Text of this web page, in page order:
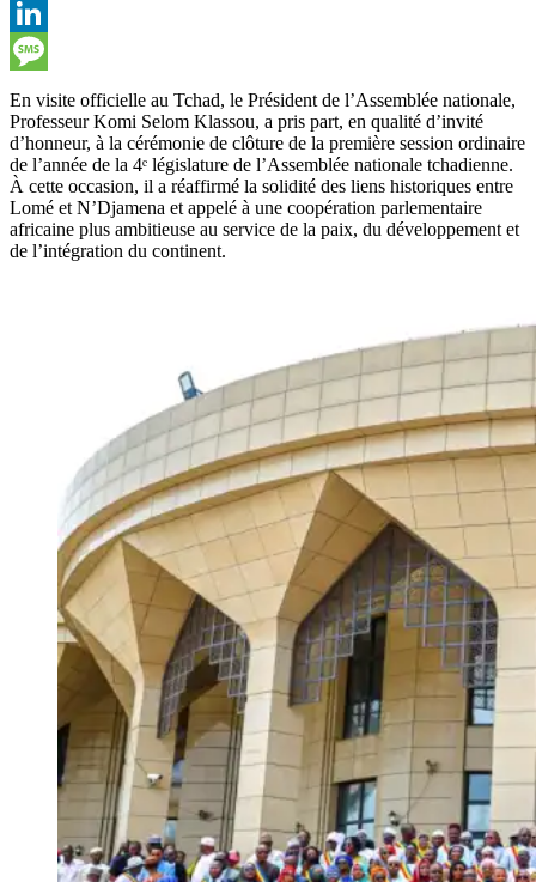
Viber
LinkedIn
Message
En visite officielle au Tchad, le Président de l’Assemblée nationale,
Professeur Komi Selom Klassou, a pris part, en qualité d’invité
d’honneur, à la cérémonie de clôture de la première session ordinaire
de l’année de la 4ᵉ législature de l’Assemblée nationale tchadienne.
À cette occasion, il a réaffirmé la solidité des liens historiques entre
Lomé et N’Djamena et appelé à une coopération parlementaire
africaine plus ambitieuse au service de la paix, du développement et
de l’intégration du continent.